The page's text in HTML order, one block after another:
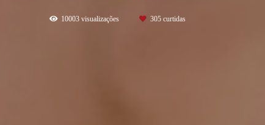
10003 visualizações 305 curtidas